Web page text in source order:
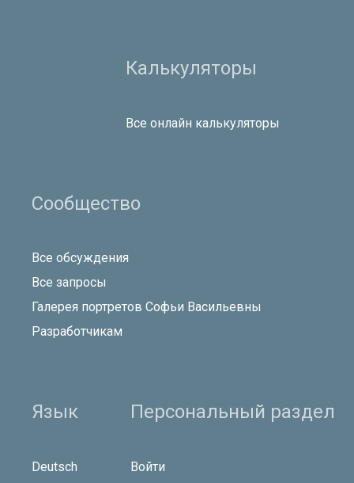
Калькуляторы
Все онлайн калькуляторы
Сообщество
Все обсуждения
Все запросы
Галерея портретов Софьи Васильевны
Разработчикам
Язык
Deutsch
Персональный раздел
Войти